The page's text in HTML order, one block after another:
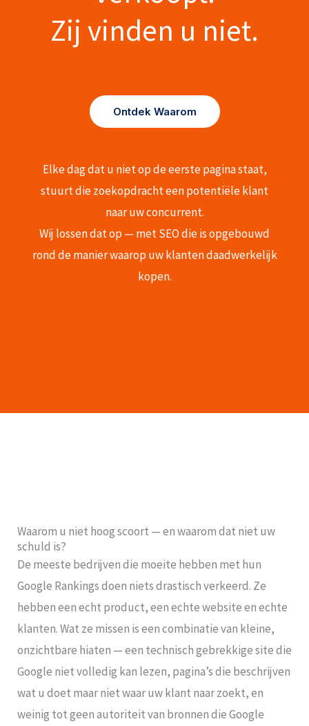
Zij vinden u niet.
Ontdek Waarom
Elke dag dat u niet op de eerste pagina staat,
stuurt die zoekopdracht een potentiële klant
naar uw concurrent.
Wij lossen dat op — met SEO die is opgebouwd
rond de manier waarop uw klanten daadwerkelijk
kopen.
Waarom u niet hoog scoort — en waarom dat niet uw
schuld is?
De meeste bedrijven die moeite hebben met hun
Google Rankings doen niets drastisch verkeerd. Ze
hebben een echt product, een echte website en echte
klanten. Wat ze missen is een combinatie van kleine,
onzichtbare hiaten — een technisch gebrekkige site die
Google niet volledig kan lezen, pagina’s die beschrijven
wat u doet maar niet waar uw klant naar zoekt, en
weinig tot geen autoriteit van bronnen die Google